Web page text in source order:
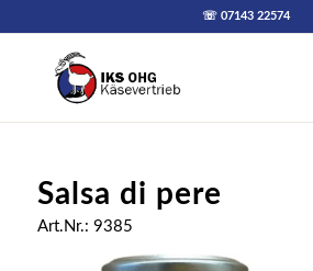
☏ 07143 22574
Salsa di pere
Art.Nr.: 9385